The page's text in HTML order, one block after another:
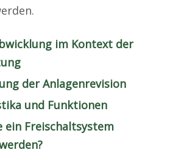
im Kontext der
der Anlagenrevision
und Funktionen
ein Freischaltsystem